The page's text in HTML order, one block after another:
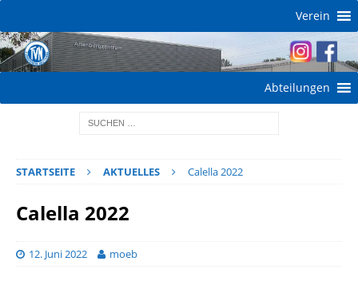
Verein
Abteilungen
STARTSEITE AKTUELLES Calella 2022
Calella 2022
12. Juni 2022 moeb